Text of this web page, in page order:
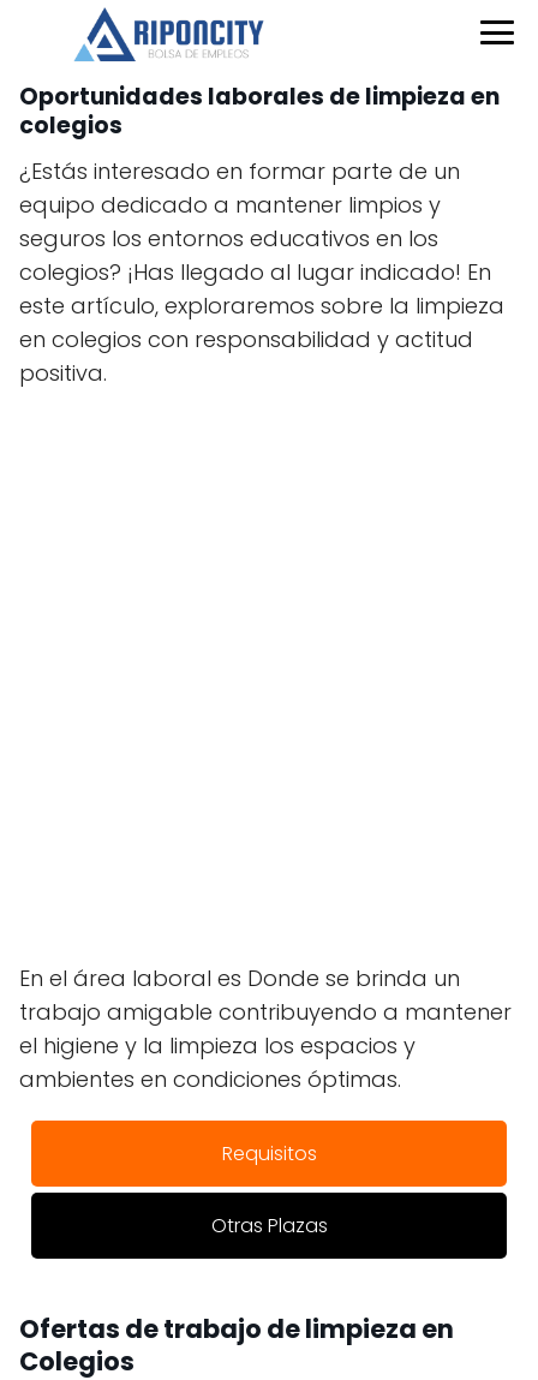
Oportunidades laborales de limpieza en
colegios
¿Estás interesado en formar parte de un
equipo dedicado a mantener limpios y
seguros los entornos educativos en los
colegios? ¡Has llegado al lugar indicado! En
este artículo, exploraremos sobre la limpieza
en colegios con responsabilidad y actitud
positiva.
En el área laboral es Donde se brinda un
trabajo amigable contribuyendo a mantener
el higiene y la limpieza los espacios y
ambientes en condiciones óptimas.
Requisitos
Otras Plazas
Ofertas de trabajo de limpieza en
Colegios